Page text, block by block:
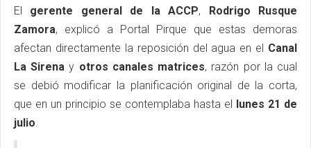
El gerente general de la ACCP, Rodrigo Rusque
Zamora, explicó a Portal Pirque que estas demoras
afectan directamente la reposición del agua en el Canal
La Sirena y otros canales matrices, razón por la cual
se debió modificar la planificación original de la corta,
que en un principio se contemplaba hasta el lunes 21 de
julio